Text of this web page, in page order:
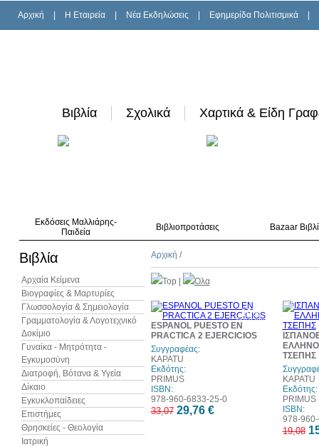
Αρχική H Εταιρεία Νέα Εκδηλώσεις Εφημερίδα Πολιτισμικά
Βιβλία Σχολικά Χαρτικά & Είδη
Εκδόσεις Μαλλιάρης-
Παιδεία
Βιβλιοπροτάσεις Bazaar
Βιβλία
Αρχαία Κείμενα
Βιογραφίες & Μαρτυρίες
Γλωσσολογία & Σημειολογία
Γραμματολογία & Λογοτεχνικό
Δοκίμιο
Γυναίκα - Μητρότητα -
Εγκυμοσύνη
Διατροφή, Βότανα & Υγεία
Δίκαιο
Εγκυκλοπαίδειες
Επιστήμες
Θρησκείες - Θεολογία
Ιατρική
Αρχική /
Top Όλα
10%
έκπτωση
ESPANOL PUESTO EN
PRACTICA 2 EJERCICIOS
Συγγραφέας:
KAPATU
Εκδότης:
PRIMUS
ISBN:
978-960-6833-25-0
33,07 29,76 €
ΤΣΕΠΗΣ
KAPATU
Εκδότης:
PRIMUS
ISBN:
978-
19,08